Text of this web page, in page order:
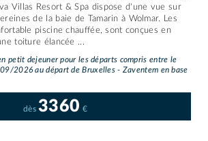
Villas Resort & Spa dispose d'une vue sur
de la baie de Tamarin à Wolmar. Les
piscine chauffée, sont conçues en
toiture élancée ...
petit dejeuner pour les départs compris entre le
2026 au départ de Bruxelles - Zaventem en base
dès3360 €